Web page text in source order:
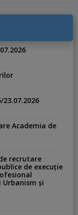
Academia de
de recrutare
de execuție
și